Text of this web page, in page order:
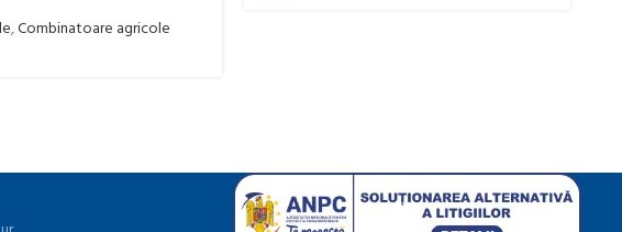
,Combinatoare agricole